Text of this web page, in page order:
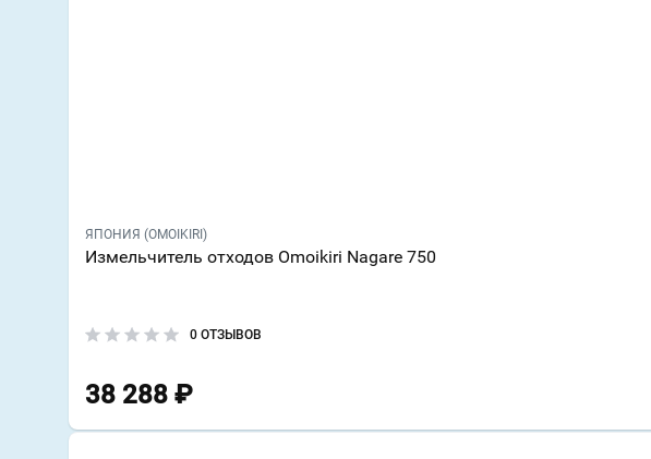
ЯПОНИЯ (OMOIKIRI)
Измельчитель отходов Omoikiri Nagare 750
0 ОТЗЫВОВ
38 288 ₽